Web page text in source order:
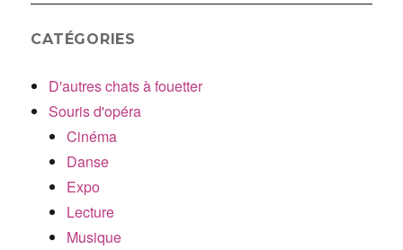
CATÉGORIES
D'autres chats à fouetter
Souris d'opéra
Cinéma
Danse
Expo
Lecture
Musique